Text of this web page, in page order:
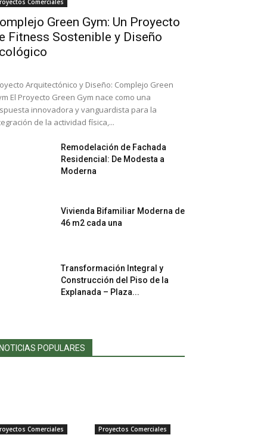
Comerciales
Green Gym: Un Proyecto
Fitness Sostenible y Diseño
Arquitectónico y Diseño: Complejo Green
El Proyecto Green Gym nace como una
innovadora y vanguardista para la
de la actividad física,...
Remodelación de Fachada
Residencial: De Modesta a
Moderna
Vivienda Bifamiliar Moderna de
46 m2 cada una
Transformación Integral y
Construcción del Piso de la
Explanada – Plaza...
NOTICIAS POPULARES
Comerciales Proyectos Comerciales